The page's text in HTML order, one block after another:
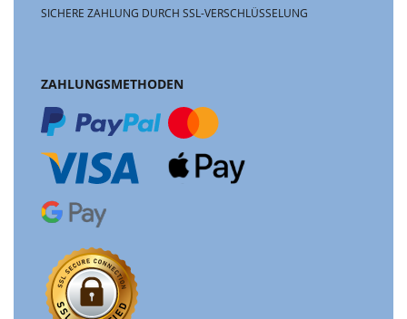
SICHERE ZAHLUNG DURCH SSL-VERSCHLÜSSELUNG
ZAHLUNGSMETHODEN